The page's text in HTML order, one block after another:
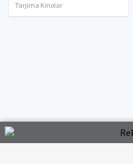
Tarjima Kinolar